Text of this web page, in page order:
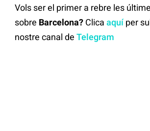
Vols ser el primer a rebre les
sobre Barcelona? Clica aquíper
nostre canal de Telegram